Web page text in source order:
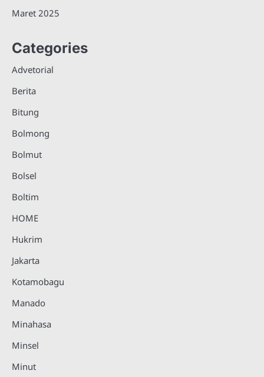
Maret 2025
Categories
Advetorial
Berita
Bitung
Bolmong
Bolmut
Bolsel
Boltim
HOME
Hukrim
Jakarta
Kotamobagu
Manado
Minahasa
Minsel
Minut